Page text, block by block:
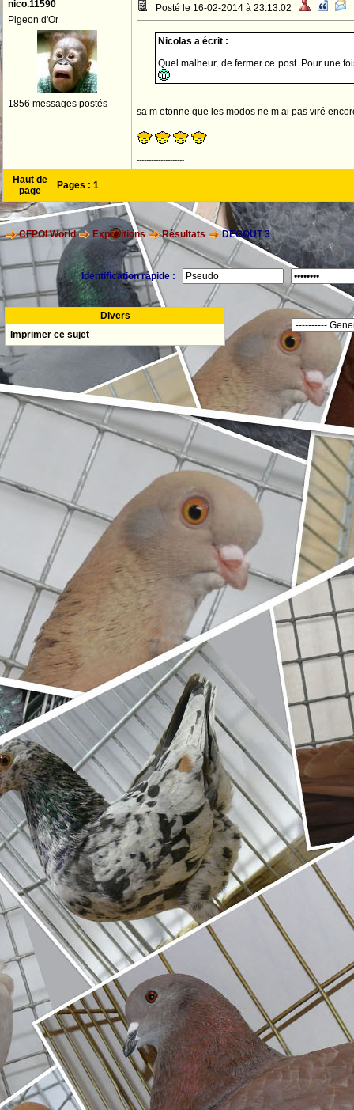
nico.11590
Pigeon d'Or
1856 messages postés
Posté le 16-02-2014 à 23:13:02
Nicolas a écrit :
Quel malheur, de fermer ce post. Pour une
sa m etonne que les modos ne m ai pas viré
--------------------
Haut de
page
Pages : 1
CFPOI World Expositions Résultats DEGOUT 3
Identification rapide :
Divers
Imprimer ce sujet